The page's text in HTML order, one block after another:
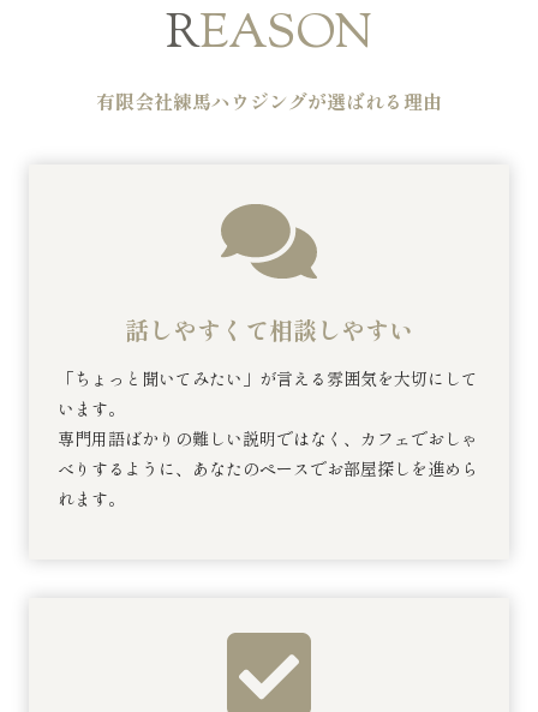
REASON
有限会社練馬ハウジングが選ばれる理由
話しやすくて相談しやすい
「ちょっと聞いてみたい」が言える雰囲気を大切にして
います。
専門用語ばかりの難しい説明ではなく、カフェでおしゃ
べりするように、あなたのペースでお部屋探しを進めら
れます。